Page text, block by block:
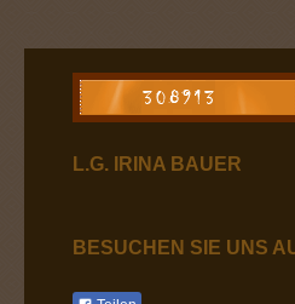
L.G. IRINA BAUER
BESUCHEN SIE UNS